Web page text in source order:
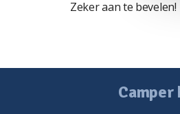
Zeker aan te bevelen!
Camper